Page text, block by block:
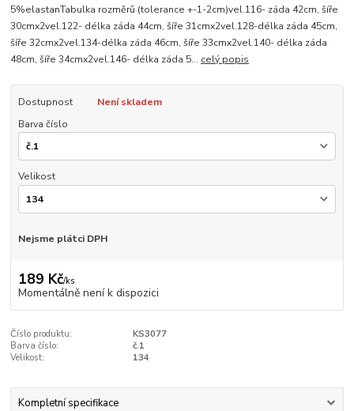
5%elastanTabulka rozměrů (tolerance +-1-2cm)vel.116- záda 42cm, šíře
30cmx2vel.122- délka záda 44cm, šíře 31cmx2vel.128-délka záda 45cm,
šíře 32cmx2vel.134-délka záda 46cm, šíře 33cmx2vel.140- délka záda
48cm, šíře 34cmx2vel.146- délka záda 5... celý popis
Dostupnost
Není skladem
Barva číslo
Velikost
Nejsme plátci DPH
189 Kč/ks
Momentálně není k dispozici
Číslo produktu:
KS3077
Barva číslo:
č.1
Velikost:
134
Kompletní specifikace